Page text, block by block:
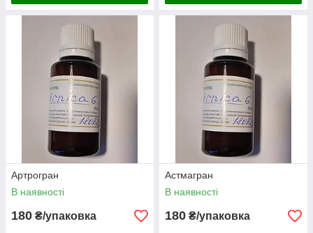
Артрогран
В наявності
180 ₴/упаковка
Астмагран
В наявності
180 ₴/упаковка